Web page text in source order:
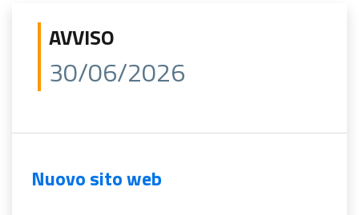
AVVISO
30/06/2026
Nuovo sito web